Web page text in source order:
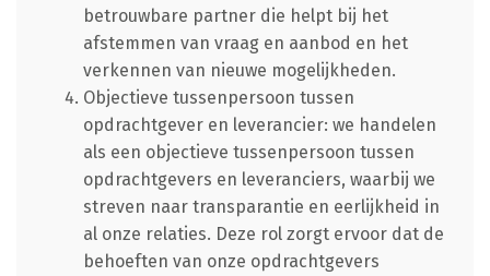
betrouwbare partner die helpt bij het
afstemmen van vraag en aanbod en het
verkennen van nieuwe mogelijkheden.
Objectieve tussenpersoon tussen
opdrachtgever en leverancier: we handelen
als een objectieve tussenpersoon tussen
opdrachtgevers en leveranciers, waarbij we
streven naar transparantie en eerlijkheid in
al onze relaties. Deze rol zorgt ervoor dat de
behoeften van onze opdrachtgevers